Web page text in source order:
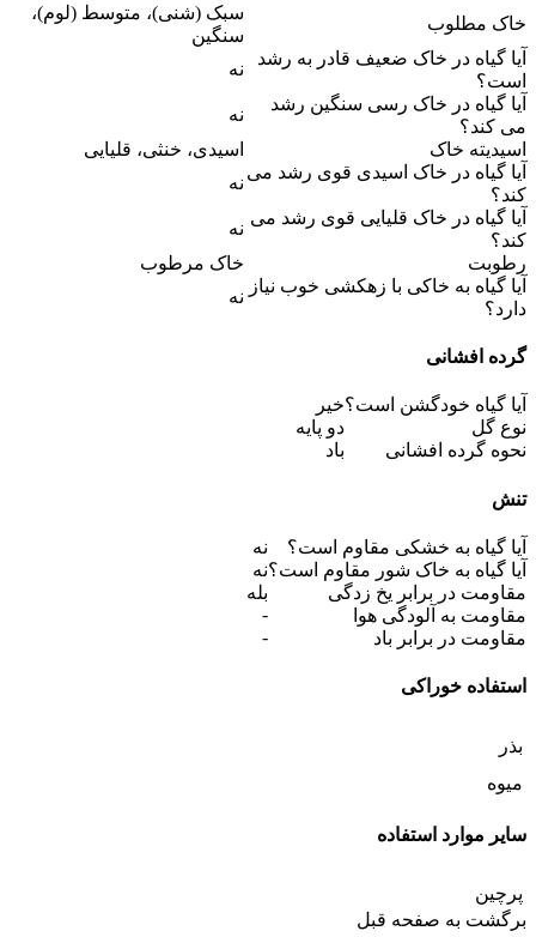
خاک مطلوب
سبک (شنی)، متوسط (لوم)،
سنگین
آیا گیاه در خاک ضعیف قادر به رشد
است؟
نه
آیا گیاه در خاک رسی سنگین رشد
می کند؟
نه
اسیدیته خاک
اسیدی، خنثی، قلیایی
آیا گیاه در خاک اسیدی قوی رشد می
کند؟
نه
آیا گیاه در خاک قلیایی قوی رشد می
کند؟
نه
رطوبت
خاک مرطوب
آیا گیاه به خاکی با زهکشی خوب نیاز
دارد؟
نه
گرده افشانی
آیا گیاه خودگشن است؟خیر
نوع گل
دو پایه
نحوه گرده افشانی
باد
تنش
آیا گیاه به خشکی مقاوم است؟
نه
آیا گیاه به خاک شور مقاوم است؟نه
مقاومت در برابر یخ زدگی
بله
مقاومت به آلودگی هوا
-
مقاومت در برابر باد
-
استفاده خوراکی
بذر
میوه
سایر موارد استفاده
پرچین
برگشت به صفحه قبل